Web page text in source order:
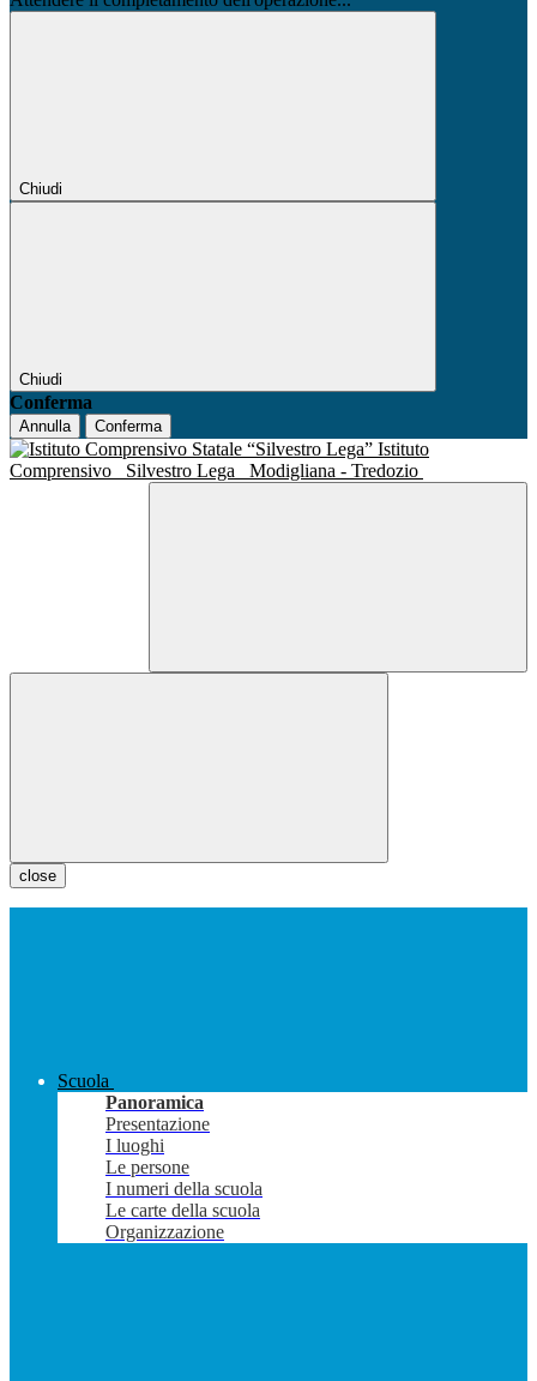
Chiudi
Chiudi
Conferma
Annulla Conferma
Istituto
Comprensivo
Silvestro Lega Modigliana - Tredozio
close
Scuola
Panoramica
Presentazione
I luoghi
Le persone
I numeri della scuola
Le carte della scuola
Organizzazione